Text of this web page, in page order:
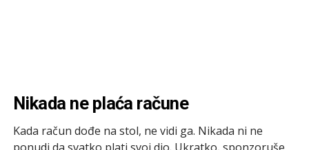
Nikada ne plaća račune
Kada račun dođe na stol, ne vidi ga. Nikada ni ne